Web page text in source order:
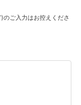
のご入力はお控えくださ